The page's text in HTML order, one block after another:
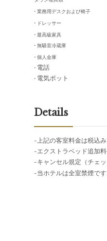
· 業務用デスクおよび椅子
· ドレッサー
· 最高級家具
· 無騒音冷蔵庫
· 個人金庫
· 電話
· 電気ポット
Details
-上記の客室料金は税込
-エクストラベッド追加
-キャンセル規定 （チェ
-当ホテルは全室禁煙です